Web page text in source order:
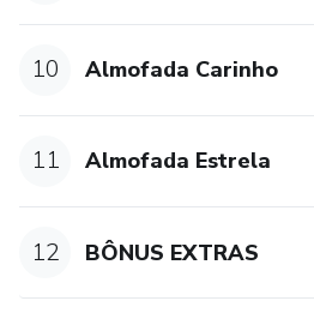
10 Almofada Carinho
11 Almofada Estrela
12 BÔNUS EXTRAS